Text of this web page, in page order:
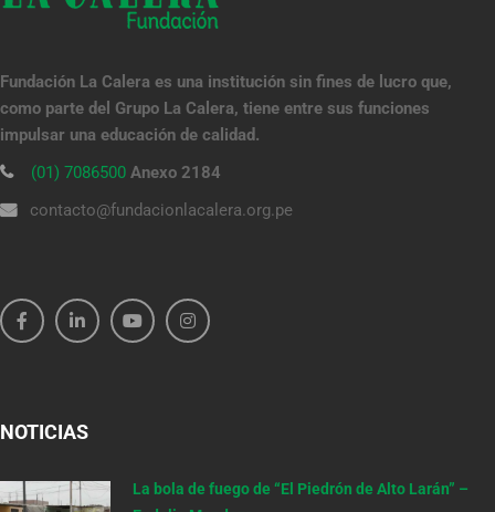
Fundación La Calera es una institución sin fines de lucro que,
como parte del Grupo La Calera, tiene entre sus funciones
impulsar una educación de calidad.
(01) 7086500 Anexo 2184
contacto@fundacionlacalera.org.pe
NOTICIAS
La bola de fuego de “El Piedrón de Alto Larán” –